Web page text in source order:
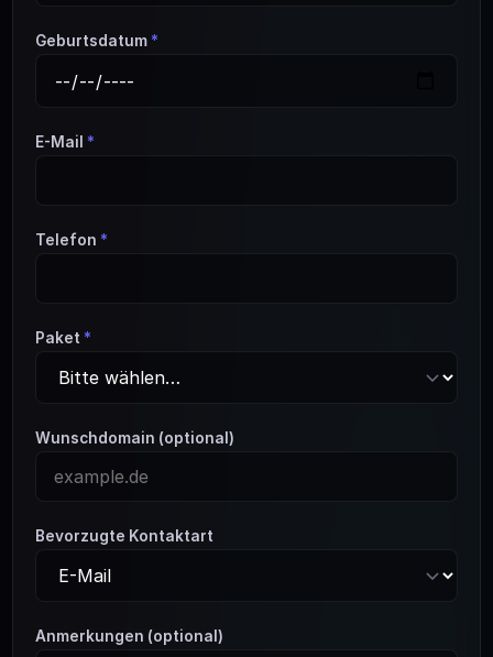
Geburtsdatum *
E-Mail *
Telefon *
Paket *
Wunschdomain (optional)
Bevorzugte Kontaktart
Anmerkungen (optional)